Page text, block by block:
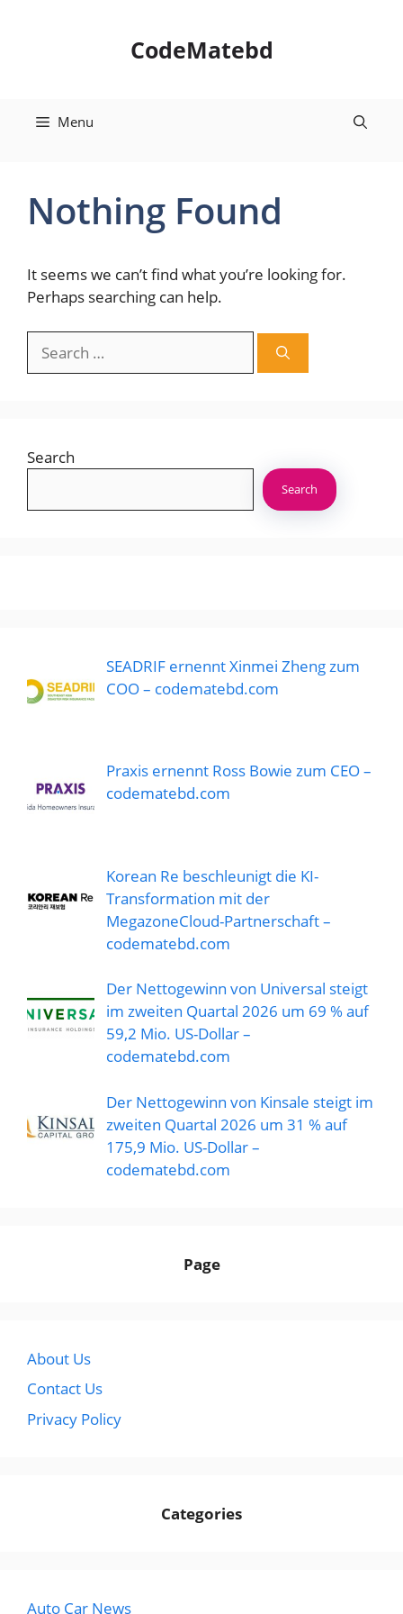
CodeMatebd
Menu
Nothing Found
It seems we can’t find what you’re looking for.
Perhaps searching can help.
for:
Search
Search
SEADRIF ernennt Xinmei Zheng zum
COO – codematebd.com
Praxis ernennt Ross Bowie zum CEO –
codematebd.com
Korean Re beschleunigt die KI-
Transformation mit der
MegazoneCloud-Partnerschaft –
codematebd.com
Der Nettogewinn von Universal steigt
im zweiten Quartal 2026 um 69 % auf
59,2 Mio. US-Dollar –
codematebd.com
Der Nettogewinn von Kinsale steigt im
zweiten Quartal 2026 um 31 % auf
175,9 Mio. US-Dollar –
codematebd.com
Page
About Us
Contact Us
Privacy Policy
Categories
Auto Car News